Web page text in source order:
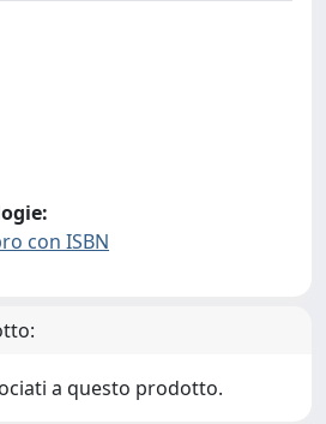
con ISBN
a questo prodotto.